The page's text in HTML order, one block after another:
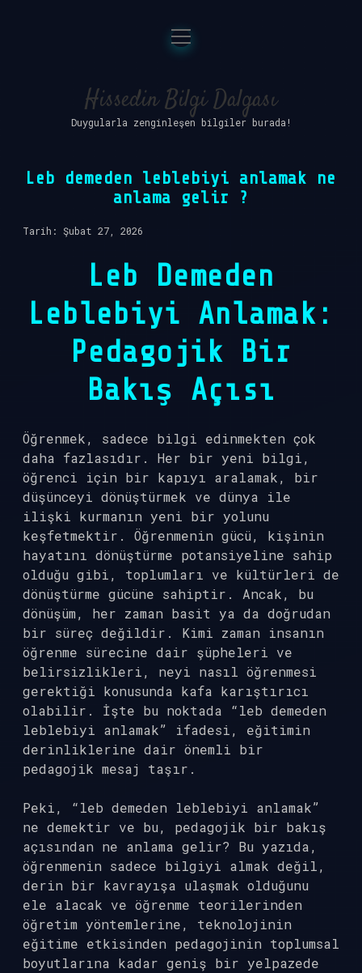
Anasayfa
Gizlilik Politikası
Yasal Uyarı
Hakkımızda
menüyü
aç
Hissedin Bilgi Dalgası
Duygularla zenginleşen bilgiler burada!
Leb demeden leblebiyi anlamak ne
anlama gelir ?
Tarih: Şubat 27, 2026
Leb Demeden
Leblebiyi Anlamak:
Pedagojik Bir
Bakış Açısı
Öğrenmek, sadece bilgi edinmekten çok
daha fazlasıdır. Her bir yeni bilgi,
öğrenci için bir kapıyı aralamak, bir
düşünceyi dönüştürmek ve dünya ile
ilişki kurmanın yeni bir yolunu
keşfetmektir. Öğrenmenin gücü, kişinin
hayatını dönüştürme potansiyeline sahip
olduğu gibi, toplumları ve kültürleri de
dönüştürme gücüne sahiptir. Ancak, bu
dönüşüm, her zaman basit ya da doğrudan
bir süreç değildir. Kimi zaman insanın
öğrenme sürecine dair şüpheleri ve
belirsizlikleri, neyi nasıl öğrenmesi
gerektiği konusunda kafa karıştırıcı
olabilir. İşte bu noktada “leb demeden
leblebiyi anlamak” ifadesi, eğitimin
derinliklerine dair önemli bir
pedagojik mesaj taşır.
Peki, “leb demeden leblebiyi anlamak”
ne demektir ve bu, pedagojik bir bakış
açısından ne anlama gelir? Bu yazıda,
öğrenmenin sadece bilgiyi almak değil,
derin bir kavrayışa ulaşmak olduğunu
ele alacak ve öğrenme teorilerinden
öğretim yöntemlerine, teknolojinin
eğitime etkisinden pedagojinin toplumsal
boyutlarına kadar geniş bir yelpazede